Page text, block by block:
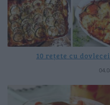
10 rețete cu